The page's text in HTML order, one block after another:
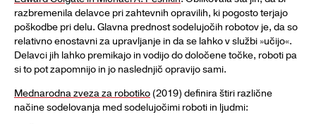
razbremenila delavce pri zahtevnih opravilih, ki pogosto terjajo
poškodbe pri delu. Glavna prednost sodelujočih robotov je, da so
relativno enostavni za upravljanje in da se lahko v službi »učijo«.
Delavci jih lahko premikajo in vodijo do določene točke, roboti pa
si to pot zapomnijo in jo naslednjič opravijo sami.
Mednarodna zveza za robotiko (2019) definira štiri različne
načine sodelovanja med sodelujočimi roboti in ljudmi: